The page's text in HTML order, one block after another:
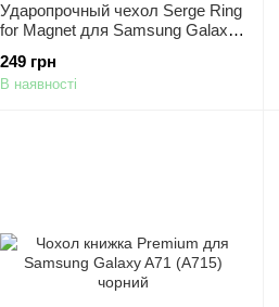
Ударопрочный чехол Serge Ring
for Magnet для Samsung Galaxy
Протиударний, броньований
249 грн
В наявності